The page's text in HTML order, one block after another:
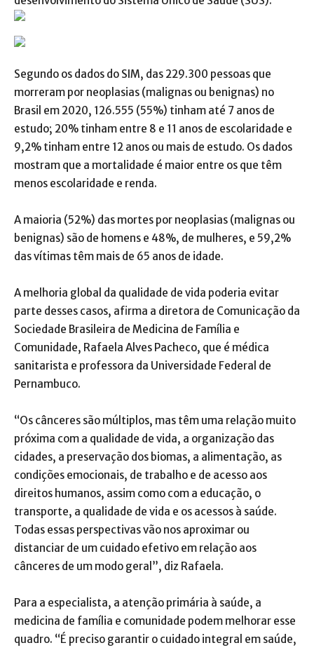
Segundo os dados do SIM, das 229.300 pessoas que
morreram por neoplasias (malignas ou benignas) no
Brasil em 2020, 126.555 (55%) tinham até 7 anos de
estudo; 20% tinham entre 8 e 11 anos de escolaridade e
9,2% tinham entre 12 anos ou mais de estudo. Os dados
mostram que a mortalidade é maior entre os que têm
menos escolaridade e renda.
A maioria (52%) das mortes por neoplasias (malignas ou
benignas) são de homens e 48%, de mulheres, e 59,2%
das vítimas têm mais de 65 anos de idade.
A melhoria global da qualidade de vida poderia evitar
parte desses casos, afirma a diretora de Comunicação da
Sociedade Brasileira de Medicina de Família e
Comunidade, Rafaela Alves Pacheco, que é médica
sanitarista e professora da Universidade Federal de
Pernambuco.
“Os cânceres são múltiplos, mas têm uma relação muito
próxima com a qualidade de vida, a organização das
cidades, a preservação dos biomas, a alimentação, as
condições emocionais, de trabalho e de acesso aos
direitos humanos, assim como com a educação, o
transporte, a qualidade de vida e os acessos à saúde.
Todas essas perspectivas vão nos aproximar ou
distanciar de um cuidado efetivo em relação aos
cânceres de um modo geral”, diz Rafaela.
Para a especialista, a atenção primária à saúde, a
medicina de família e comunidade podem melhorar esse
quadro. “É preciso garantir o cuidado integral em saúde,